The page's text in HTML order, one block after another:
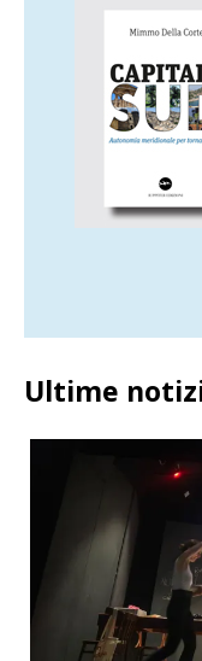
Ultime